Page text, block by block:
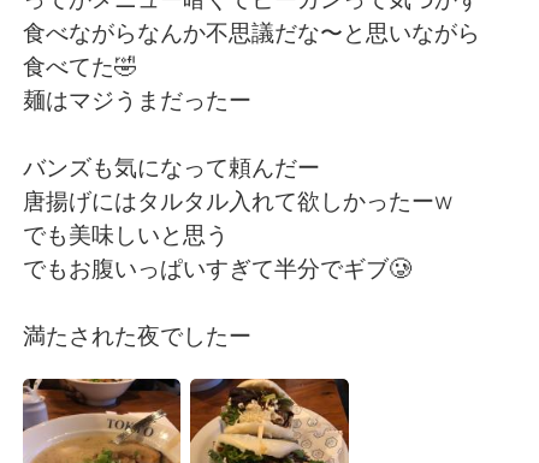
Indonesia Italiano
Türkçe
食べながらなんか不思議だな〜と思いながら
食べてた🤣
麺はマジうまだったー
バンズも気になって頼んだー
唐揚げにはタルタル入れて欲しかったーw
でも美味しいと思う
でもお腹いっぱいすぎて半分でギブ🥲
満たされた夜でしたー